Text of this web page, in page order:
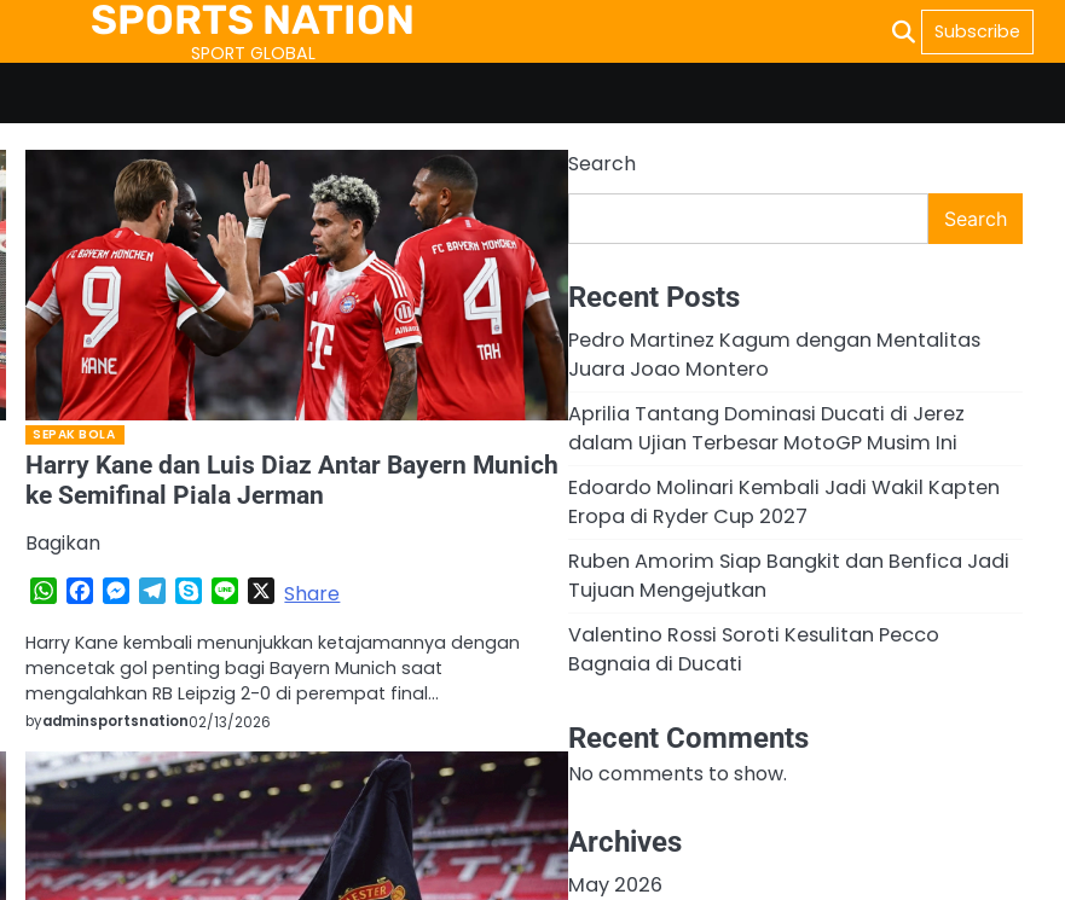
SPORTS NATION
SPORT GLOBAL
Subscribe
SEPAK BOLA
Harry Kane dan Luis Diaz Antar Bayern Munich
ke Semifinal Piala Jerman
Bagikan
WhatsApp
Facebook
Messenger
Telegram
SkypeLine XShare
Harry Kane kembali menunjukkan ketajamannya dengan
mencetak gol penting bagi Bayern Munich saat
mengalahkan RB Leipzig 2-0 di perempat final…
byadminsportsnation02/13/2026
Search
Search
Recent Posts
Pedro Martinez Kagum dengan Mentalitas
Juara Joao Montero
Aprilia Tantang Dominasi Ducati di Jerez
dalam Ujian Terbesar MotoGP Musim Ini
Edoardo Molinari Kembali Jadi Wakil Kapten
Eropa di Ryder Cup 2027
Ruben Amorim Siap Bangkit dan Benfica Jadi
Tujuan Mengejutkan
Valentino Rossi Soroti Kesulitan Pecco
Bagnaia di Ducati
Recent Comments
No comments to show.
Archives
May 2026